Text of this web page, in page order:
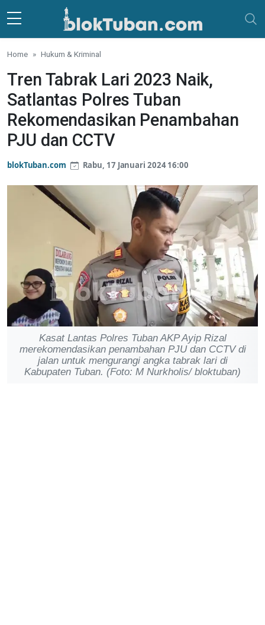
Skip to main content
Home Hukum & Kriminal
Tren Tabrak Lari 2023 Naik,
Satlantas Polres Tuban
Rekomendasikan Penambahan
PJU dan CCTV
blokTuban.com Rabu, 17 Januari 2024 16:00
Kasat Lantas Polres Tuban AKP Ayip Rizal
merekomendasikan penambahan PJU dan CCTV di
jalan untuk mengurangi angka tabrak lari di
Kabupaten Tuban. (Foto: M Nurkholis/ bloktuban)